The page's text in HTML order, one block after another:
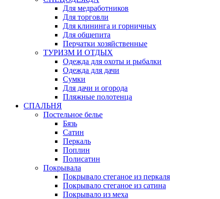
Для медработников
Для торговли
Для клининга и горничных
Для общепита
Перчатки хозяйственные
ТУРИЗМ И ОТДЫХ
Одежда для охоты и рыбалки
Одежда для дачи
Сумки
Для дачи и огорода
Пляжные полотенца
СПАЛЬНЯ
Постельное белье
Бязь
Сатин
Перкаль
Поплин
Полисатин
Покрывала
Покрывало стеганое из перкаля
Покрывало стеганое из сатина
Покрывало из меха